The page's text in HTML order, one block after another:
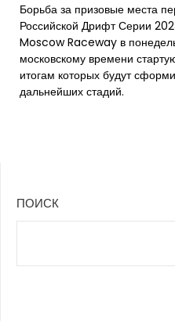
Борьба за призовые места
Российской Дрифт Серии
Moscow Raceway в
московскому времени
итогам которых будут
дальнейших стадий.
ПОИСК